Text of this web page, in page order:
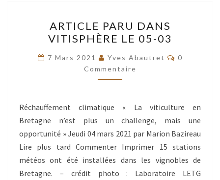
PARU
DANS
VITISPHÈRE
LE
05-
ARTICLE PARU DANS
VITISPHÈRE LE 05-03
7 Mars 2021 Yves Abautret
0
Commentaire
Réchauffement climatique « La viticulture en
Bretagne n’est plus un challenge, mais une
opportunité » Jeudi 04 mars 2021 par Marion Bazireau
Lire plus tard Commenter Imprimer 15 stations
météos ont été installées dans les vignobles de
Bretagne. – crédit photo : Laboratoire LETG